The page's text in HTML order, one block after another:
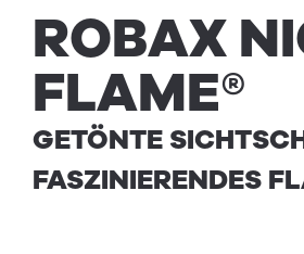
ROBAX
FLAME®
GETÖNTE
FASZINIERENDES